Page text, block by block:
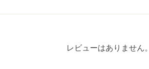
レビューはありません。